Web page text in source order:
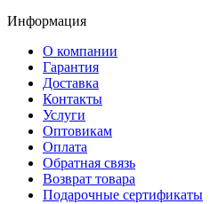
Информация
О компании
Гарантия
Доставка
Контакты
Услуги
Оптовикам
Оплата
Обратная связь
Возврат товара
Подарочные сертификаты